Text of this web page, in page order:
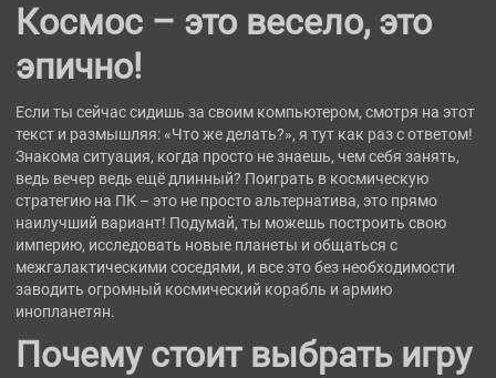
Космос – это весело, это
эпично!
Если ты сейчас сидишь за своим компьютером, смотря на этот
текст и размышляя: «Что же делать?», я тут как раз с ответом!
Знакома ситуация, когда просто не знаешь, чем себя занять,
ведь вечер ведь ещё длинный? Поиграть в космическую
стратегию на ПК – это не просто альтернатива, это прямо
наилучший вариант! Подумай, ты можешь построить свою
империю, исследовать новые планеты и общаться с
межгалактическими соседями, и все это без необходимости
заводить огромный космический корабль и армию
инопланетян.
Почему стоит выбрать игру